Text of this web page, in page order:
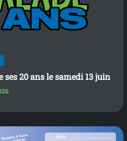
ses 20 ans le samedi 13 juin